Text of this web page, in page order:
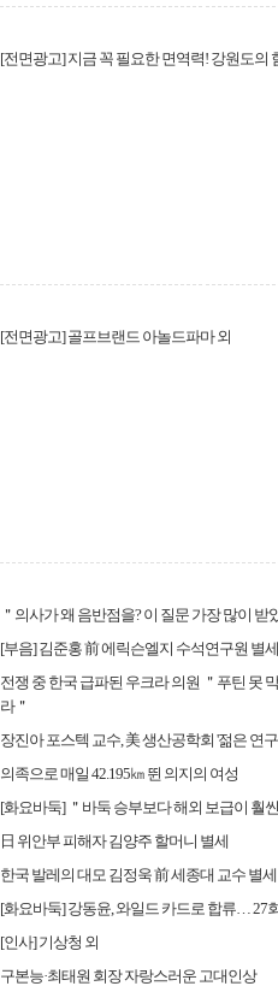
[전면광고] 지금 꼭 필요한 면역력! 강원도의
[전면광고] 골프브랜드 아놀드파마 외
＂의사가 왜 음반점을? 이 질문 가장 많이 받
[부음] 김준홍 前 에릭슨엘지 수석연구원 별
전쟁 중 한국 급파된 우크라 의원 ＂푸틴 못
라＂
장진아 포스텍 교수, 美 생산공학회 '젊은 연
의족으로 매일 42.195㎞ 뛴 의지의 여성
[화요바둑] ＂바둑 승부보다 해외 보급이 훨
日 위안부 피해자 김양주 할머니 별세
한국 발레의 대모 김정욱 前 세종대 교수 별세
[화요바둑] 강동윤, 와일드 카드로 합류… 27
[인사] 기상청 외
구본능·최태원 회장 자랑스러운 고대인상